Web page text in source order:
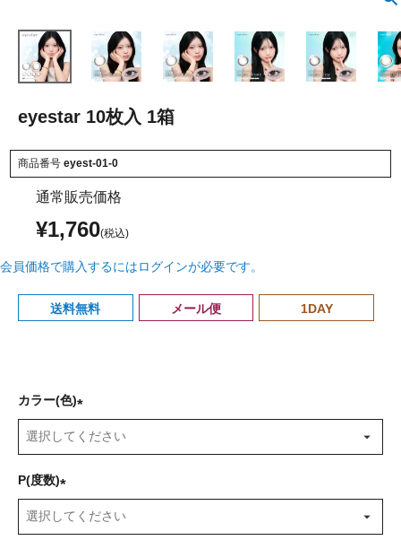
eyestar 10枚入 1箱
商品番号 eyest-01-0
通常販売価格
¥1,760
会員価格で購入するにはログインが必要です。
送料無料 メール便 1DAY
カラー(色)
必
)
P(度数)
必